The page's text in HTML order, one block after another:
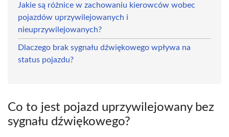
Jakie są różnice w zachowaniu kierowców wobec
pojazdów uprzywilejowanych i
nieuprzywilejowanych?
Dlaczego brak sygnału dźwiękowego wpływa na
status pojazdu?
Co to jest pojazd uprzywilejowany bez
sygnału dźwiękowego?